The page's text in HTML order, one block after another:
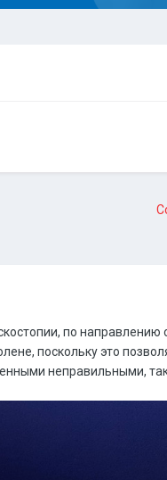
по
поскольку это
неправильными,